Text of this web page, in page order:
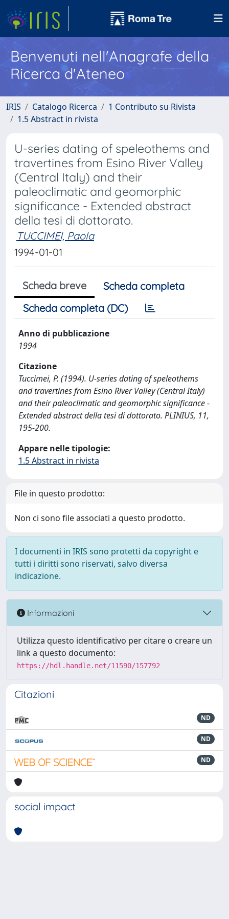
Benvenuti nell'Anagrafe della
Ricerca d'Ateneo
IRIS Catalogo Ricerca
1 Contributo su Rivista
1.5 Abstract in rivista
U-series dating of speleothems and
travertines from Esino River Valley
(Central Italy) and their
paleoclimatic and geomorphic
significance - Extended abstract
della tesi di dottorato.
TUCCIMEI, Paola
1994-01-01
Scheda breve
Scheda completa
Scheda completa (DC)
Anno di pubblicazione
1994
Citazione
Tuccimei, P. (1994). U-series dating of speleothems
and travertines from Esino River Valley (Central Italy)
and their paleoclimatic and geomorphic significance -
Extended abstract della tesi di dottorato. PLINIUS, 11,
195-200.
Appare nelle tipologie:
1.5 Abstract in rivista
File in questo prodotto:
Non ci sono file associati a questo prodotto.
I documenti in IRIS sono protetti da copyright e
tutti i diritti sono riservati, salvo diversa
indicazione.
Informazioni
Utilizza questo identificativo per citare o creare un
link a questo documento:
https://hdl.handle.net/11590/157792
Citazioni
ND
ND
ND
social impact